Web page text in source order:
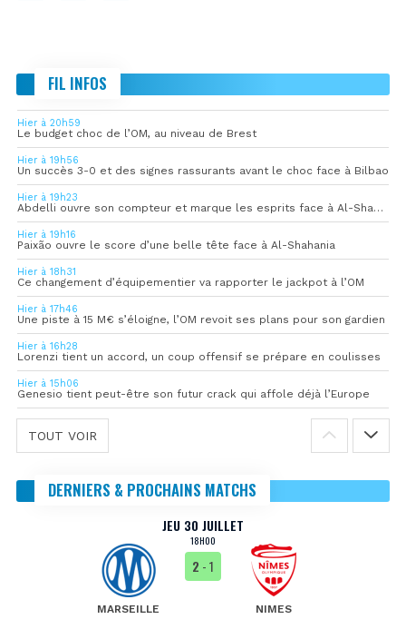
FIL INFOS
Hier à 20h59
Le budget choc de l’OM, au niveau de Brest
Hier à 19h56
Un succès 3-0 et des signes rassurants avant le choc face à Bilbao
Hier à 19h23
Abdelli ouvre son compteur et marque les esprits face à Al-Shahania
Hier à 19h16
Paixão ouvre le score d’une belle tête face à Al-Shahania
Hier à 18h31
Ce changement d’équipementier va rapporter le jackpot à l’OM
Hier à 17h46
Une piste à 15 M€ s’éloigne, l’OM revoit ses plans pour son gardien
Hier à 16h28
Lorenzi tient un accord, un coup offensif se prépare en coulisses
Hier à 15h06
Genesio tient peut-être son futur crack qui affole déjà l’Europe
TOUT VOIR
DERNIERS & PROCHAINS MATCHS
JEU 30 JUILLET
18H00
MARSEILLE
2 - 1
NIMES